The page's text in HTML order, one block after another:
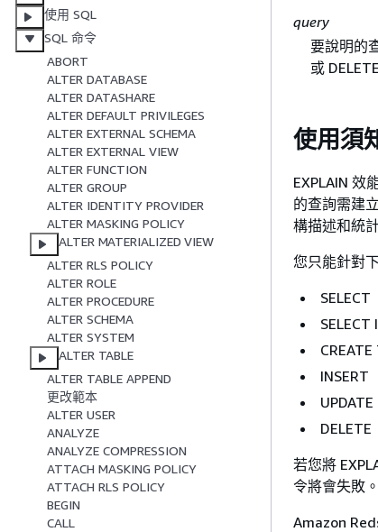
使用 SQL
SQL 命令
ABORT
ALTER DATABASE
ALTER DATASHARE
ALTER DEFAULT PRIVILEGES
ALTER EXTERNAL SCHEMA
ALTER EXTERNAL VIEW
ALTER FUNCTION
ALTER GROUP
ALTER IDENTITY PROVIDER
ALTER MASKING POLICY
ALTER MATERIALIZED VIEW
ALTER RLS POLICY
ALTER ROLE
ALTER PROCEDURE
ALTER SCHEMA
ALTER SYSTEM
ALTER TABLE
ALTER TABLE APPEND
更改範本
ALTER USER
ANALYZE
ANALYZE COMPRESSION
ATTACH MASKING POLICY
ATTACH RLS POLICY
BEGIN
CALL
query
要說明的
或
使用須
EXPLAIN 效
的查詢需建
構描述和統
您只能針對
SELECT
SELECT
CREATE
INSERT
UPDATE
DELETE
若您將
令將會失敗。
Amazon